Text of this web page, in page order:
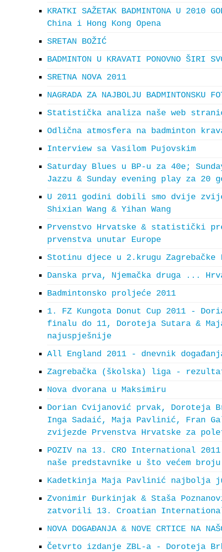
KRATKI SAŽETAK BADMINTONA U 2010
China i Hong Kong Opena
SRETAN BOŽIĆ
BADMINTON U KRAVATI PONOVNO ŠIRI
SRETNA NOVA 2011
NAGRADA ZA NAJBOLJU BADMINTONSKU
Statistička analiza naše web
Odlična atmosfera na badminton
Interview sa Vasilom Pujovskim
Saturday Blues u BP-u za 40e;
Jazzu & Sunday evening play za 20
U 2011 godini dobili smo dvije
Shixian Wang & Yihan Wang
Prvenstvo Hrvatske & statistički
prvenstva unutar Europe
Stotinu djece u 2.krugu Zagrebačke
Danska prva, Njemačka druga ...
Badmintonsko proljeće 2011
1. FZ Kungota Donut Cup 2011 -
finalu do 11, Doroteja Sutara &
najuspješnije
All England 2011 - dnevnik
Zagrebačka (školska) liga -
Nova dvorana u Maksimiru
Dorian Cvijanović prvak, Doroteja
Inga Sadaić, Maja Pavlinić, Fran
zvijezde Prvenstva Hrvatske za
POZIV na 13. CRO International
naše predstavnike u što većem broju
Kadetkinja Maja Pavlinić najbolja
Zvonimir Đurkinjak & Staša
zatvorili 13. Croatian
NOVA DOGAĐANJA & NOVE CRTICE NA
Četvrto izdanje ZBL-a - Doroteja